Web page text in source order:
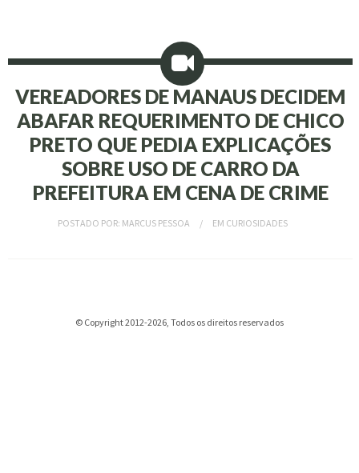
VEREADORES DE MANAUS DECIDEM
ABAFAR REQUERIMENTO DE CHICO
PRETO QUE PEDIA EXPLICAÇÕES
SOBRE USO DE CARRO DA
PREFEITURA EM CENA DE CRIME
POSTADO POR: MARCUS PESSOA EM CURIOSIDADES
© Copyright 2012-2026, Todos os direitos reservados